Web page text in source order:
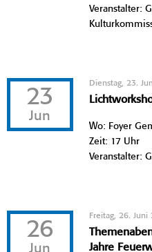
Veranstalter:
23
Jun
Dienstag, 23.
Wo: Foyer
Zeit: 17 Uhr
Veranstalter:
26
Jun
Freitag, 26. Juni
Jahre